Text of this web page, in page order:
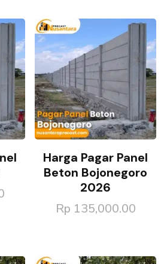
Harga Pagar Panel
Beton Bojonegoro
2026
Rp 135,000.00